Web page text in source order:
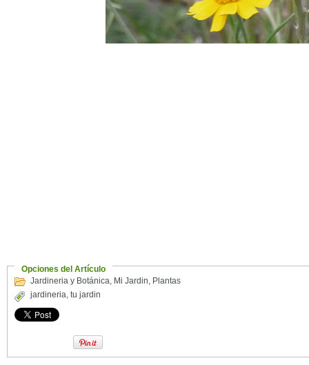
Opciones del Artículo
Jardineria y Botánica, Mi Jardin, Plantas
jardineria, tu jardin